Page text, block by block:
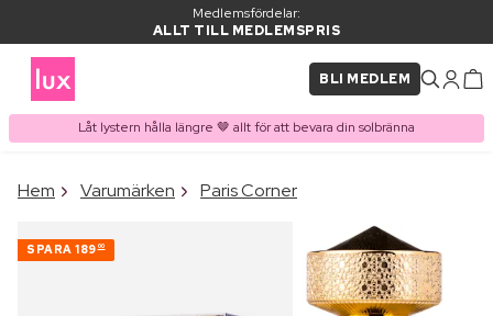
Medlemsfördelar:
ALLT TILL MEDLEMSPRIS
BLI MEDLEM
Låt lystern hålla längre 🤎 allt för att bevara din solbränna
PRODUKT I VARUKORGEN
Hem Varumärken Paris Corner
SPARA 189 00